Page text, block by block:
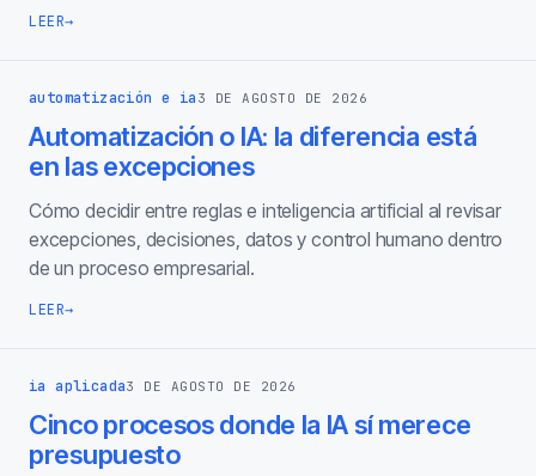
LEER→
automatización e ia 3 DE AGOSTO DE 2026
Automatización o IA: la diferencia está
en las excepciones
Cómo decidir entre reglas e inteligencia artificial al revisar
excepciones, decisiones, datos y control humano dentro
de un proceso empresarial.
LEER→
ia aplicada3 DE AGOSTO DE 2026
Cinco procesos donde la IA sí merece
presupuesto